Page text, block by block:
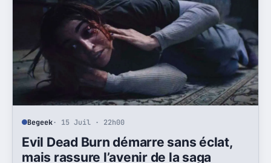
Begeek· 15 Juil · 22h00
Evil Dead Burn démarre sans éclat,
mais rassure l’avenir de la saga